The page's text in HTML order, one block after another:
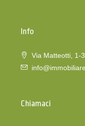
Info
Via Matteotti, 1-
Chiamaci